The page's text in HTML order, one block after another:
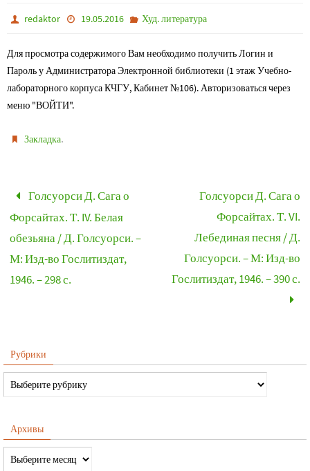
redaktor 19.05.2016 Худ. литература
Для просмотра содержимого Вам необходимо получить Логин и
Пароль у Администратора Электронной библиотеки (1 этаж Учебно-
лабораторного корпуса КЧГУ, Кабинет №106). Авторизоваться через
меню "ВОЙТИ".
Закладка.
Голсуорси Д. Сага о
Форсайтах. Т. IV. Белая
обезьяна / Д. Голсуорси. –
М: Изд-во Гослитиздат,
1946. – 298 с.
Голсуорси Д. Сага о
Форсайтах. Т. VI.
Лебединая песня / Д.
Голсуорси. – М: Изд-во
Гослитиздат, 1946. – 390 с.
Рубрики
Архивы